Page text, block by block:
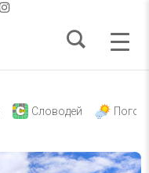
Словодей